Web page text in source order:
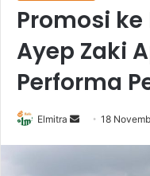
Promosi ke
Ayep Zaki
Performa
Elmitra
Send18